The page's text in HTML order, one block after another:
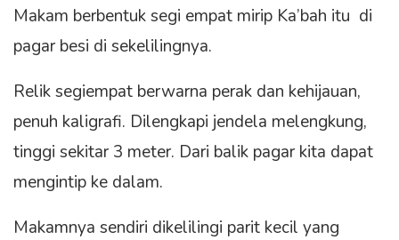
Makam berbentuk segi empat mirip Ka’bah itu di
pagar besi di sekelilingnya.
Relik segiempat berwarna perak dan kehijauan,
penuh kaligrafi. Dilengkapi jendela melengkung,
tinggi sekitar 3 meter. Dari balik pagar kita dapat
mengintip ke dalam.
Makamnya sendiri dikelilingi parit kecil yang